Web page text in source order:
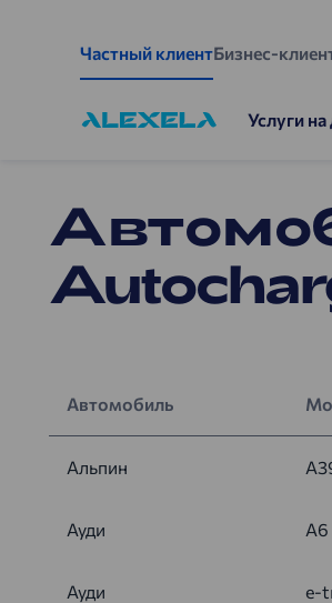
Частный клиентБизнес-
Услуги
Автомобиль
Альпин
Ауди A6
Ауди e-